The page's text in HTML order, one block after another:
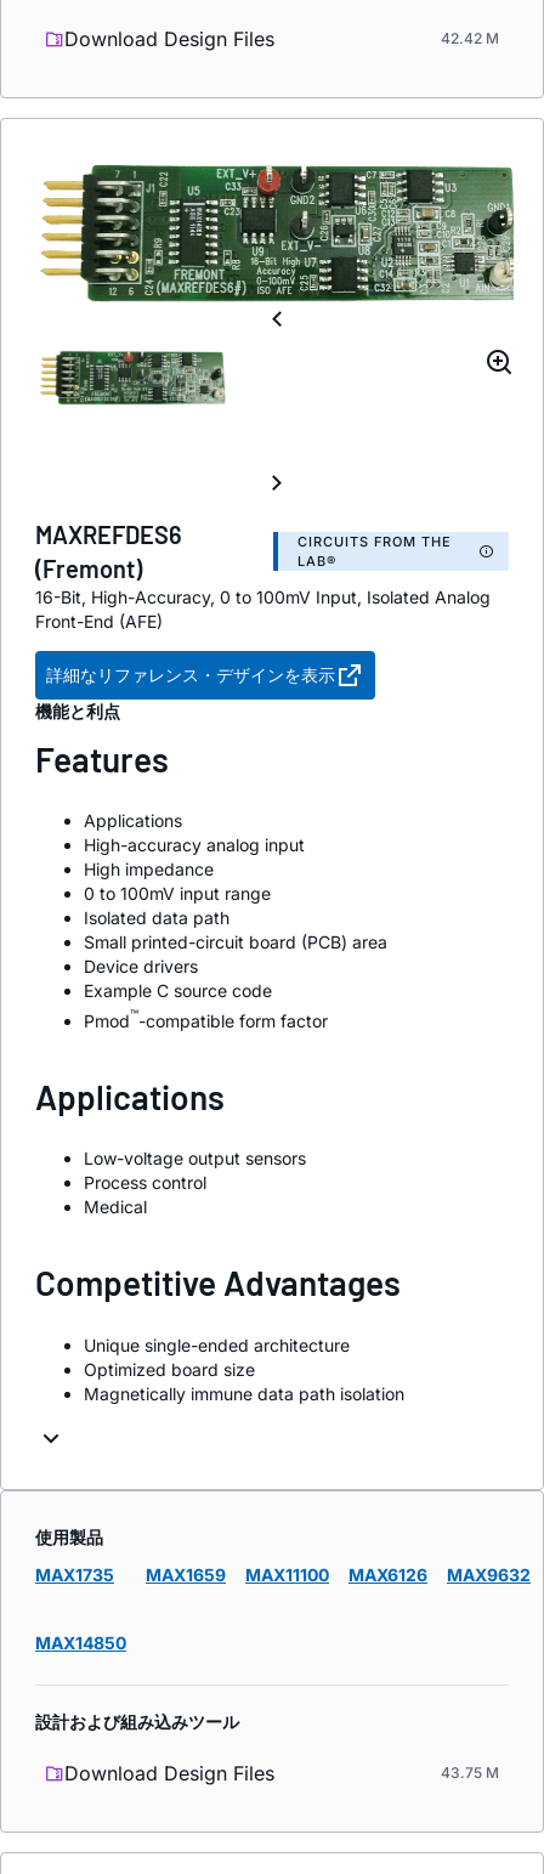
Download Design Files 42.42 M
MAXREFDES6
(Fremont)
CIRCUITS FROM THE
LAB®
16-Bit, High-Accuracy, 0 to 100mV Input, Isolated Analog
Front-End (AFE)
詳細なリファレンス・デザインを表示
機能と利点
Features
Applications
High-accuracy analog input
High impedance
0 to 100mV input range
Isolated data path
Small printed-circuit board (PCB) area
Device drivers
Example C source code
Pmod™-compatible form factor
Applications
Low-voltage output sensors
Process control
Medical
Competitive Advantages
Unique single-ended architecture
Optimized board size
Magnetically immune data path isolation
使用製品
MAX1735
MAX1659 MAX11100 MAX6126 MAX9632
MAX14850
設計および組み込みツール
Download Design Files 43.75 M